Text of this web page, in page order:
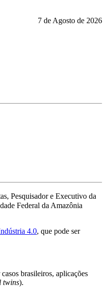
7 de Agosto de 2026
Pesquisador e Executivo da
Federal da Amazônia
4.0, que pode ser
brasileiros, aplicações
twins).